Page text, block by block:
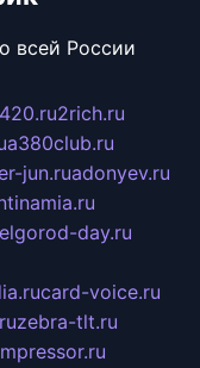
всей России
2rich.ru
a380club.ru
jun.ruadonyev.ru
day.ru
card-voice.ru
zebra-tlt.ru